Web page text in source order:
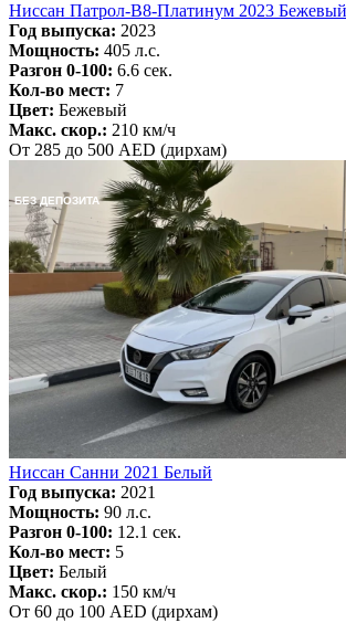
Ниссан Патрол-В8-Платинум 2023 Бежевый
Год выпуска: 2023
Мощность: 405 л.с.
Разгон 0-100: 6.6 сек.
Кол-во мест: 7
Цвет: Бежевый
Макс. скор.: 210 км/ч
От 285 до 500 AED (дирхам)
БЕЗ ДЕПОЗИТА
Ниссан Санни 2021 Белый
Год выпуска: 2021
Мощность: 90 л.с.
Разгон 0-100: 12.1 сек.
Кол-во мест: 5
Цвет: Белый
Макс. скор.: 150 км/ч
От 60 до 100 AED (дирхам)